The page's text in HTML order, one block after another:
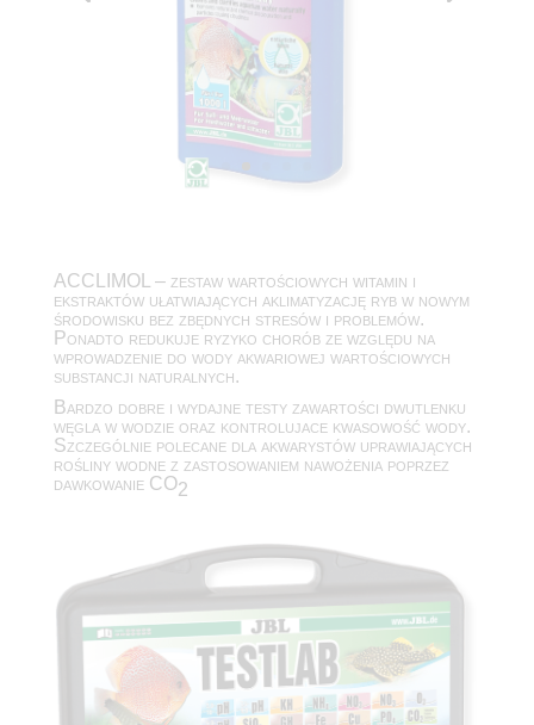
ACCLIMOL – zestaw wartościowych witamin i
ekstraktów ułatwiających aklimatyzację ryb w nowym
środowisku bez zbędnych stresów i problemów.
Ponadto redukuje ryzyko chorób ze względu na
wprowadzenie do wody akwariowej wartościowych
substancji naturalnych.
Bardzo dobre i wydajne testy zawartości dwutlenku
węgla w wodzie oraz kontrolujace kwasowość wody.
Szczególnie polecane dla akwarystów uprawiających
rośliny wodne z zastosowaniem nawożenia poprzez
dawkowanie CO2